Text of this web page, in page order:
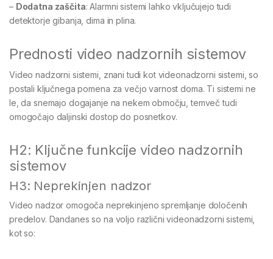
– Dodatna zaščita: Alarmni sistemi lahko vključujejo tudi
detektorje gibanja, dima in plina.
Prednosti video nadzornih sistemov
Video nadzorni sistemi, znani tudi kot videonadzorni sistemi, so
postali ključnega pomena za večjo varnost doma. Ti sistemi ne
le, da snemajo dogajanje na nekem območju, temveč tudi
omogočajo daljinski dostop do posnetkov.
H2: Ključne funkcije video nadzornih
sistemov
H3: Neprekinjen nadzor
Video nadzor omogoča neprekinjeno spremljanje določenih
predelov. Dandanes so na voljo različni videonadzorni sistemi,
kot so: